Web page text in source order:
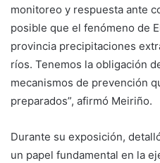
monitoreo y respuesta ante
posible que el fenómeno de
provincia precipitaciones
ríos. Tenemos la obligación
mecanismos de prevención
preparados”, afirmó Meiriño.
Durante su exposición,
un papel fundamental en la